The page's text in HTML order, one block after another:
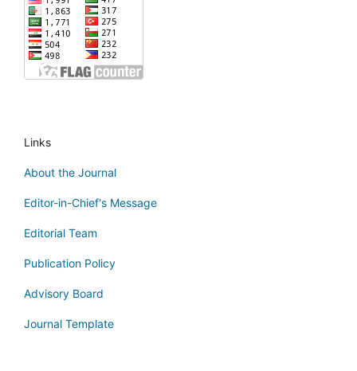
Links
About the Journal
Editor-in-Chief's Message
Editorial Team
Publication Policy
Advisory Board
Journal Template